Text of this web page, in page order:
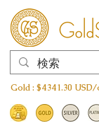
Gold : $4341.30